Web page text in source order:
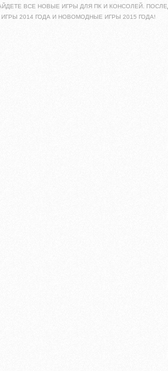
ВСЕ НОВЫЕ ИГРЫ ДЛЯ ПК И КОНСОЛЕЙ.
2014 ГОДА И НОВОМОДНЫЕ ИГРЫ 2015 ГОДА!